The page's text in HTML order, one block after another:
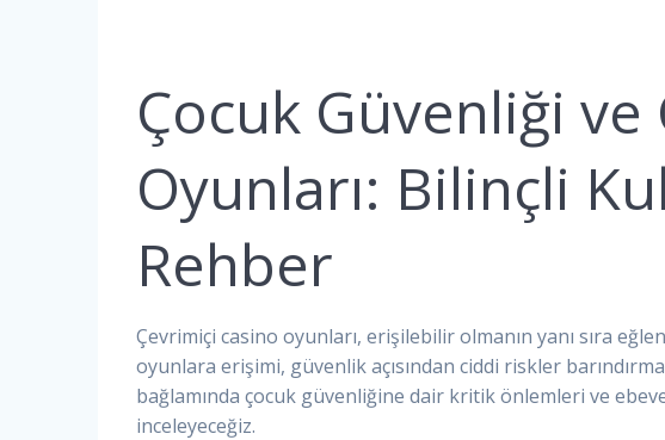
Çocuk Güvenliği
Oyunları: Bilinçli
Rehber
Çevrimiçi casino oyunları, erişilebilir olmanın yanı sıra
oyunlara erişimi, güvenlik açısından ciddi riskler
bağlamında çocuk güvenliğine dair kritik önlemleri ve
inceleyeceğiz.